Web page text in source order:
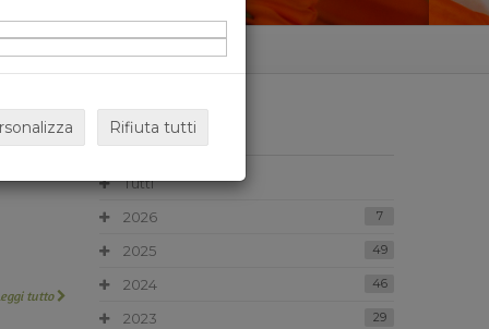
tutto
ARCHIVIO
Tutti
2026
7
2025 49
2024 46
2023 29
Rifiuta tutti